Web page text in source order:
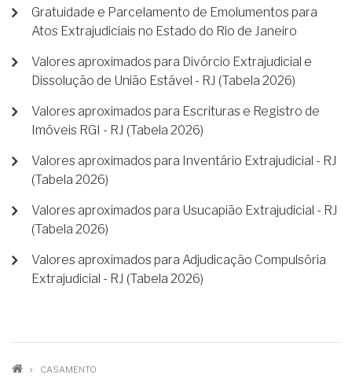
Gratuidade e Parcelamento de Emolumentos para
Atos Extrajudiciais no Estado do Rio de Janeiro
Valores aproximados para Divórcio Extrajudicial e
Dissolução de União Estável - RJ (Tabela 2026)
Valores aproximados para Escrituras e Registro de
Imóveis RGI - RJ (Tabela 2026)
Valores aproximados para Inventário Extrajudicial - RJ
(Tabela 2026)
Valores aproximados para Usucapião Extrajudicial - RJ
(Tabela 2026)
Valores aproximados para Adjudicação Compulsória
Extrajudicial - RJ (Tabela 2026)
TRILHA
CASAMENTO